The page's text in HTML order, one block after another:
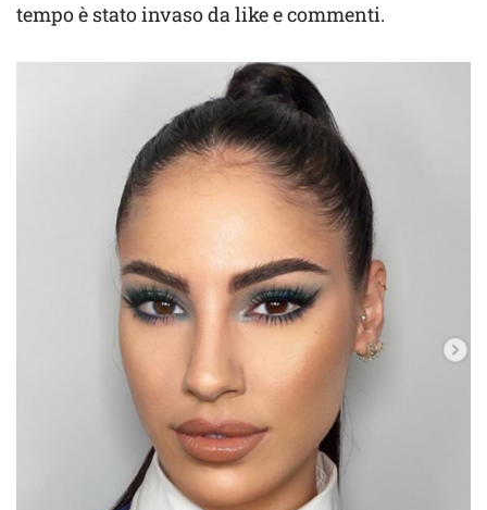
tempo è stato invaso da like e commenti.